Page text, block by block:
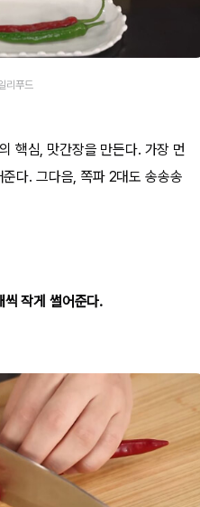
리푸드
핵심, 맛간장을 만든다. 가장 먼
다. 그다음, 쪽파 2대도 송송송
작게 썰어준다.